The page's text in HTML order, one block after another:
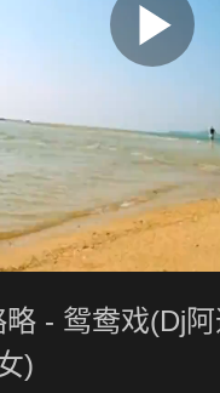
略 - 鸳鸯戏(Dj
)